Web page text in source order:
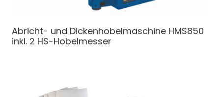
Abricht- und Dickenhobelmaschine HMS850
inkl. 2 HS-Hobelmesser